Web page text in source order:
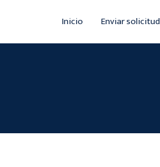
Inicio Enviar solicitud